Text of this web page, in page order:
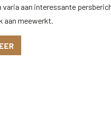
varia aan interessante
aan meewerkt.